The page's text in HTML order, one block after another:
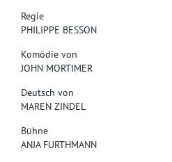
Regie
PHILIPPE BESSON
Komödie von
JOHN MORTIMER
Deutsch von
MAREN ZINDEL
Bühne
ANJA FURTHMANN